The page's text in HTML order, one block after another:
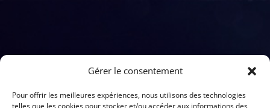
Gérer le consentement
Pour offrir les meilleures expériences, nous utilisons des technologies
telles que les cookies pour stocker et/ou accéder aux informations des